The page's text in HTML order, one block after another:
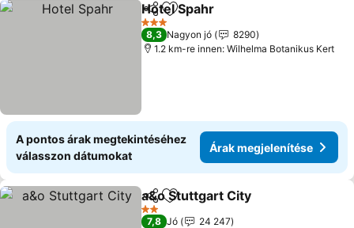
Megosztás
Hozzáadás a kedvencekhez
Hotel Spahr
3 Kategória
8,3 Nagyon jó
8290
1.2 km-re innen: Wilhelma Botanikus Kert
A pontos árak megtekintéséhez
válasszon dátumokat
Árak megjelenítése
Megosztás
Hozzáadás a kedvencekhez
a&o Stuttgart City
2 Kategória
7,8 Jó
24 247